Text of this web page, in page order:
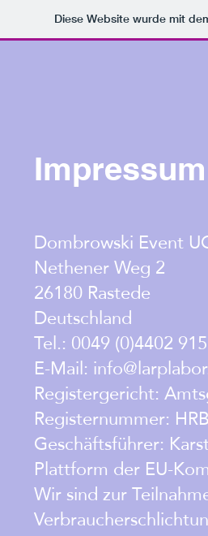
Diese Website wurde mit
Impressum
Dombrowski Event
Nethener Weg 2
26180 Rastede
Deutschland
Tel.: 0049 (0)4402
E-Mail:
Registergericht:
Registernummer:
Geschäftsführer:
Plattform der EU-
Wir sind zur